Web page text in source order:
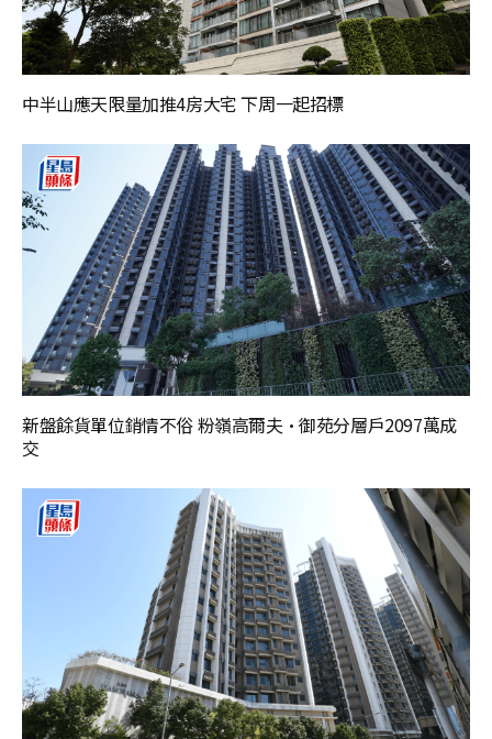
中半山應天限量加推4房大宅 下周一起招標
新盤餘貨單位銷情不俗 粉嶺高爾夫·御苑分層戶2097萬成
交